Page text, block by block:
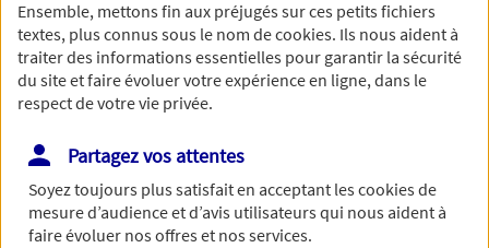
Vous disposez de droits sur les informations vous concernant. Pour
plus d’informations,cliquez ici.
Ensemble, mettons fin aux préjugés sur ces petits fichiers
textes, plus connus sous le nom decookies. Ils nous aident à
traiter des informations essentielles pour garantir la sécurité
du site et faire évoluer votre expérience en ligne, dans le
respect de votre vie privée.
Partagez vos attentes
Soyez toujours plus satisfait en acceptant lescookiesde
mesure d’audience et d’avis utilisateurs qui nous aident à
faire évoluer nos offres et nos services.